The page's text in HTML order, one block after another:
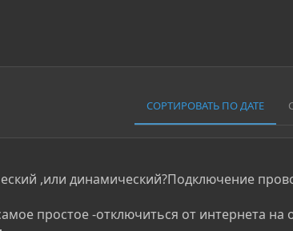
СОРТИРОВАТЬ ПО ДАТЕ
,или динамический?Подключение
простое -отключиться от интернета на